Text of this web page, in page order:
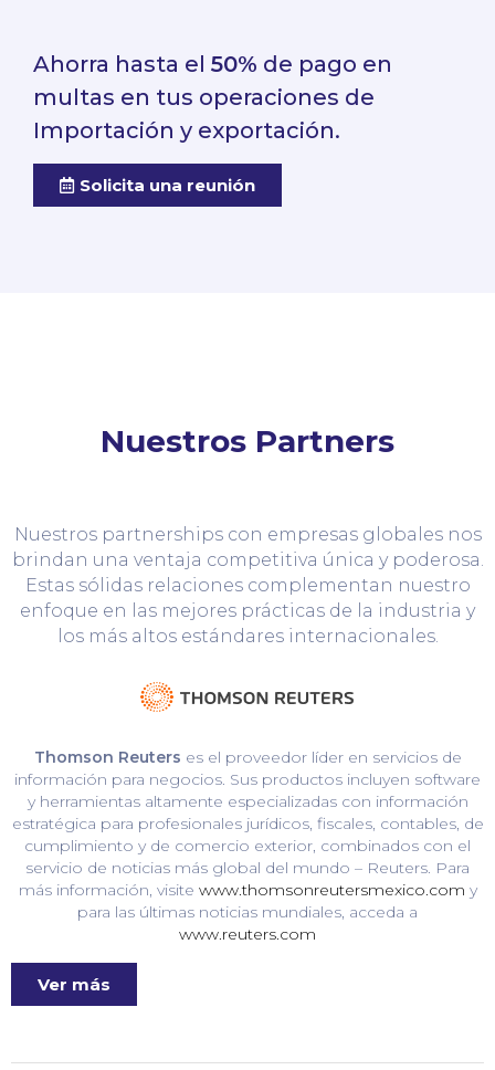
Ahorra hasta el 50% de pago en
multas en tus operaciones de
Importación y exportación.
Solicita una reunión
Nuestros Partners
Nuestros partnerships con empresas globales nos
brindan una ventaja competitiva única y poderosa.
Estas sólidas relaciones complementan nuestro
enfoque en las mejores prácticas de la industria y
los más altos estándares internacionales.
Thomson Reuters es el proveedor líder en servicios de
información para negocios. Sus productos incluyen software
y herramientas altamente especializadas con información
estratégica para profesionales jurídicos, fiscales, contables, de
cumplimiento y de comercio exterior, combinados con el
servicio de noticias más global del mundo – Reuters. Para
más información, visite www.thomsonreutersmexico.com y
para las últimas noticias mundiales, acceda a
www.reuters.com
Ver más